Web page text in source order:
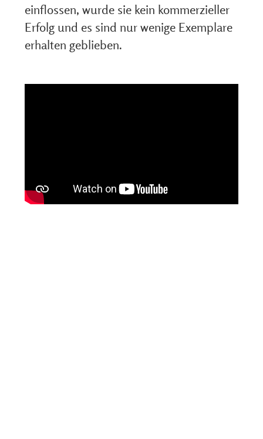
einflossen, wurde sie kein kommerzieller
Erfolg und es sind nur wenige Exemplare
erhalten geblieben.